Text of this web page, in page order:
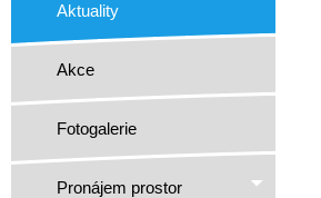
Aktuality
Akce
Fotogalerie
Pronájem prostor